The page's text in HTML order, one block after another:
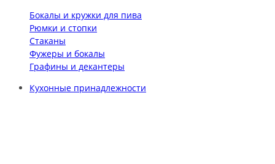
Бокалы и кружки для пива
Рюмки и стопки
Стаканы
Фужеры и бокалы
Графины и декантеры
Кухонные принадлежности